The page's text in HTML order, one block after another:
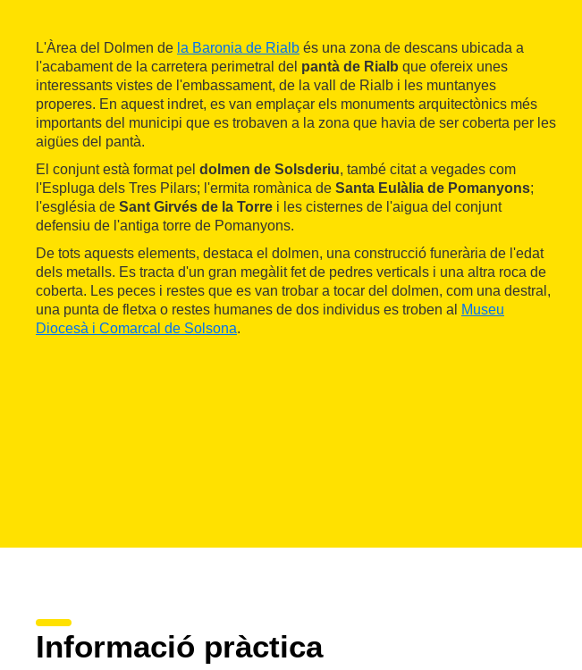
L'Àrea del Dolmen de la Baronia de Rialb és una zona de descans ubicada a
l'acabament de la carretera perimetral del pantà de Rialb que ofereix unes
interessants vistes de l'embassament, de la vall de Rialb i les muntanyes
properes. En aquest indret, es van emplaçar els monuments arquitectònics més
importants del municipi que es trobaven a la zona que havia de ser coberta per les
aigües del pantà.
El conjunt està format pel dolmen de Solsderiu, també citat a vegades com
l'Espluga dels Tres Pilars; l'ermita romànica de Santa Eulàlia de Pomanyons;
l'església de Sant Girvés de la Torre i les cisternes de l'aigua del conjunt
defensiu de l'antiga torre de Pomanyons.
De tots aquests elements, destaca el dolmen, una construcció funerària de l'edat
dels metalls. Es tracta d'un gran megàlit fet de pedres verticals i una altra roca de
coberta. Les peces i restes que es van trobar a tocar del dolmen, com una destral,
una punta de fletxa o restes humanes de dos individus es troben al
Museu
Diocesà i Comarcal de Solsona.
Informació pràctica